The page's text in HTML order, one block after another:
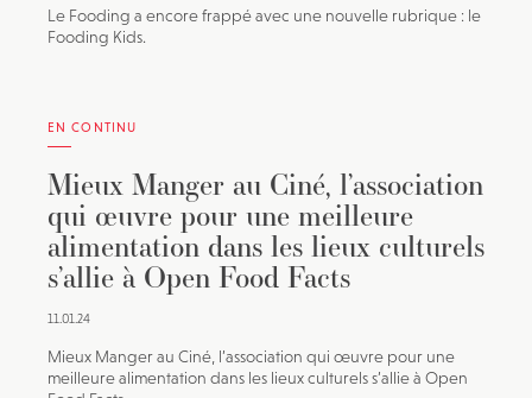
Le Fooding a encore frappé avec une nouvelle rubrique : le
Fooding Kids.
EN CONTINU
Mieux Manger au Ciné, l’association
qui œuvre pour une meilleure
alimentation dans les lieux culturels
s’allie à Open Food Facts
11.01.24
Mieux Manger au Ciné, l’association qui œuvre pour une
meilleure alimentation dans les lieux culturels s’allie à Open